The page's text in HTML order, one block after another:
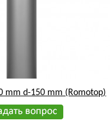
mm d-150 mm (Romotop)